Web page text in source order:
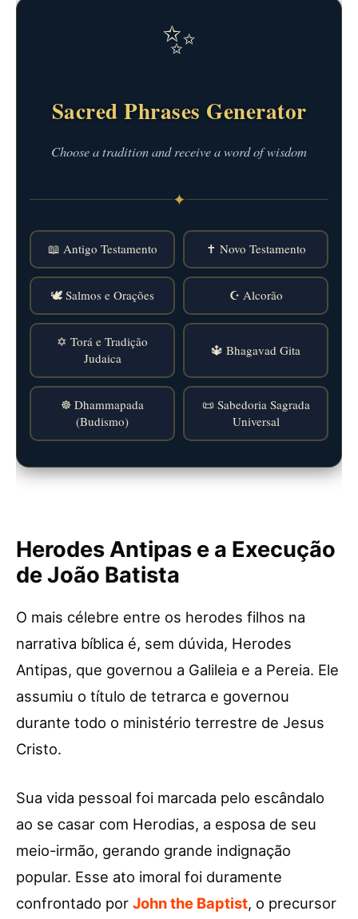
✨
Sacred Phrases Generator
Choose a tradition and receive a word of wisdom
✦
📖 Antigo Testamento ✝️ Novo Testamento
🕊️ Salmos e Orações ☪️ Alcorão
✡️ Torá e Tradição
Judaica
🔱 Bhagavad Gita
☸️ Dhammapada
(Budismo)
📜 Sabedoria Sagrada
Universal
Herodes Antipas e a Execução
de João Batista
O mais célebre entre os herodes filhos na
narrativa bíblica é, sem dúvida, Herodes
Antipas, que governou a Galileia e a Pereia. Ele
assumiu o título de tetrarca e governou
durante todo o ministério terrestre de Jesus
Cristo.
Sua vida pessoal foi marcada pelo escândalo
ao se casar com Herodias, a esposa de seu
meio-irmão, gerando grande indignação
popular. Esse ato imoral foi duramente
confrontado por John the Baptist, o precursor